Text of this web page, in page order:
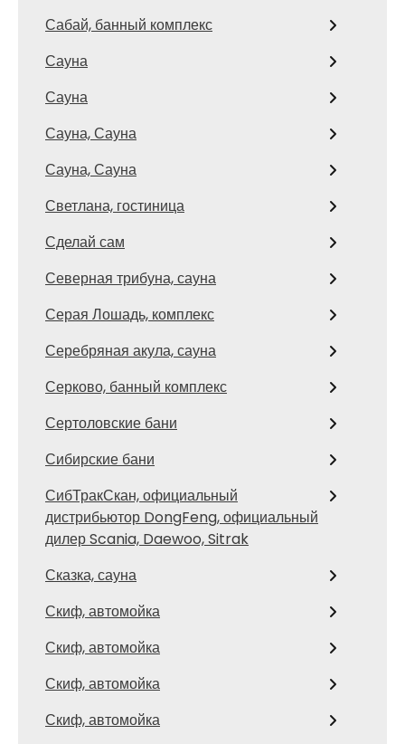
Сабай, банный комплекс
Сауна
Сауна
Сауна, Сауна
Сауна, Сауна
Светлана, гостиница
Сделай сам
Северная трибуна, сауна
Серая Лошадь, комплекс
Серебряная акула, сауна
Серково, банный комплекс
Сертоловские бани
Сибирские бани
СибТракСкан, официальный
дистрибьютор DongFeng, официальный
дилер Scania, Daewoo, Sitrak
Сказка, сауна
Скиф, автомойка
Скиф, автомойка
Скиф, автомойка
Скиф, автомойка